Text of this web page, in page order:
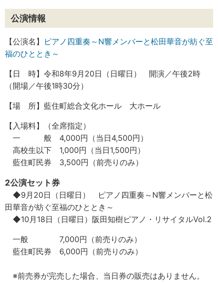
公演情報
【公演名】
ピアノ四重奏～N響メンバーと松田華音が紡ぐ至
福のひととき～
【日 時】令和8年9月20日（日曜日） 開演／午後2時
（開場／午後1時30分）
【場 所】藍住町総合文化ホール 大ホール
【入場料】（全席指定）
一 般 4,000円（当日4,500円）
高校生以下 1,000円（当日1,500円）
藍住町民券 3,500円（前売りのみ）
2公演セット券
◆9月20日（日曜日） ピアノ四重奏～N響メンバーと松
田華音が紡ぐ至福のひととき～
◆10月18日（日曜日）阪田知樹ピアノ・リサイタルVol.2
一般 7,000円（前売りのみ）
藍住町民券 6,000円（前売りのみ）
※前売券が完売した場合、当日券の販売はありません。